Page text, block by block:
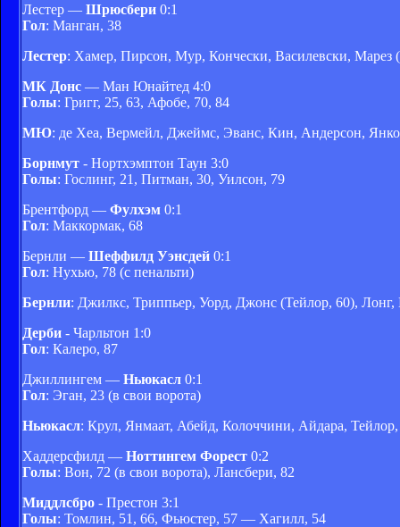
Лестер — Шрюсбери 0:1
Гол: Манган, 38
Лестер: Хамер, Пирсон, Мур, Кончески, Василевски,
МК Донс — Ман Юнайтед 4:0
Голы: Григг, 25, 63, Афобе, 70, 84
МЮ: де Хеа, Вермейл, Джеймс, Эванс, Кин, Андерсон,
Борнмут - Нортхэмптон Таун 3:0
Голы: Гослинг, 21, Питман, 30, Уилсон, 79
Брентфорд — Фулхэм 0:1
Гол: Маккормак, 68
Бернли — Шеффилд Уэнсдей 0:1
Гол: Нухью, 78 (с пенальти)
Бернли: Джилкс, Триппьер, Уорд, Джонс (Тейлор, 60),
Дерби - Чарльтон 1:0
Гол: Калеро, 87
Джиллингем — Ньюкасл 0:1
Гол: Эган, 23 (в свои ворота)
Ньюкасл: Крул, Янмаат, Абейд, Колоччини, Айдара,
Хаддерсфилд — Ноттингем Форест 0:2
Голы: Вон, 72 (в свои ворота), Лансбери, 82
Миддлсбро - Престон 3:1
Голы: Томлин, 51, 66, Фьюстер, 57 — Хагилл, 54